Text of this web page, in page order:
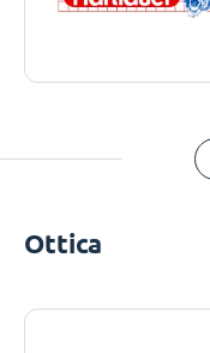
Ottica